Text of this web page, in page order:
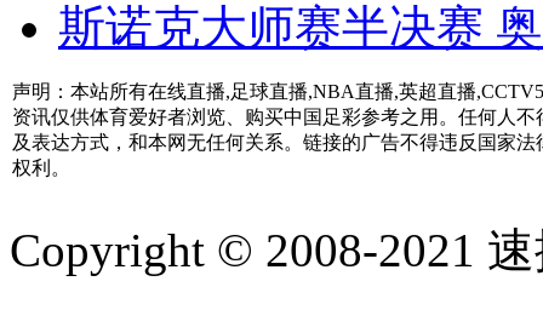
斯诺克大师赛半决赛
声明：本站所有在线直播,足球直播,NBA直播,英超直播
资讯仅供体育爱好者浏览、购买中国足彩参考之用。任何人
及表达方式，和本网无任何关系。链接的广告不得违反国家
权利。
Copyright © 2008-2021